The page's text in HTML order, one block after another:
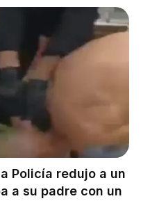
Policía redujo a un
a su padre con un